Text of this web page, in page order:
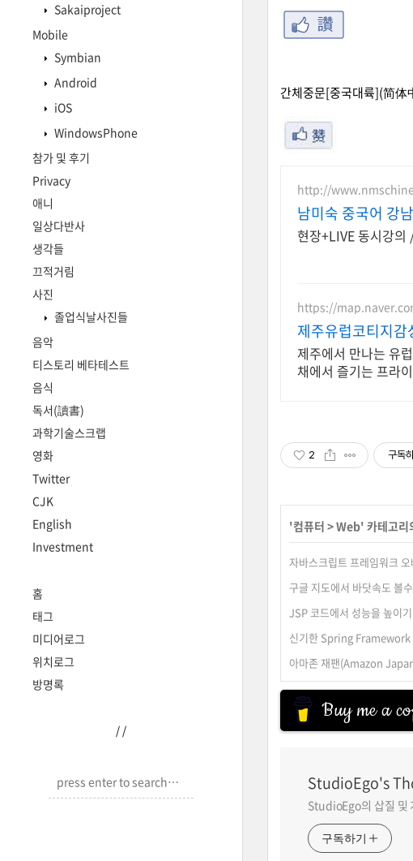
Sakaiproject
Mobile
Symbian
Android
iOS
WindowsPhone
참가 및 후기
Privacy
애니
일상다반사
생각들
끄적거림
사진
졸업식날사진들
음악
티스토리 베타테스트
음식
독서(讀書)
과학기술스크랩
영화
Twitter
CJK
English
Investment
홈
태그
미디어로그
위치로그
방명록
/ /
간체중문[중국대륙](简
http://
남미숙 중국어 강
현장+LIVE 동시강
https://
제주유럽코티지
제주에서 만나는 유
채에서 즐기는 프라
2 구독
'컴퓨터 >Web' 카테고리
자바스크립트 프레임워크
구글 지도에서 바닷속도 볼
JSP 코드에서 성능을 높이
신기한 Spring Framework
아마존 재팬(Amazon
Buy me a
StudioEgo's
StudioEgo의 삽질 및
구독하기